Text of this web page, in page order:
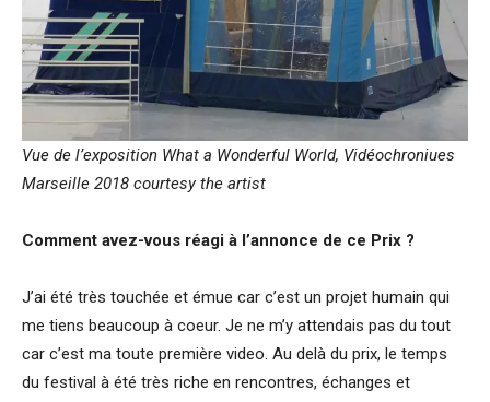
Vue de l’exposition What a Wonderful World, Vidéochroniues
Marseille 2018 courtesy the artist
Comment avez-vous réagi à l’annonce de ce Prix ?
J’ai été très touchée et émue car c’est un projet humain qui
me tiens beaucoup à coeur. Je ne m’y attendais pas du tout
car c’est ma toute première video. Au delà du prix, le temps
du festival à été très riche en rencontres, échanges et